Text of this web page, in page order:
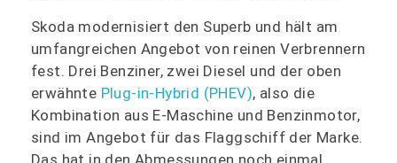
Skoda modernisiert den Superb und hält am
umfangreichen Angebot von reinen Verbrennern
fest. Drei Benziner, zwei Diesel und der oben
erwähnte Plug-in-Hybrid (PHEV), also die
Kombination aus E-Maschine und Benzinmotor,
sind im Angebot für das Flaggschiff der Marke.